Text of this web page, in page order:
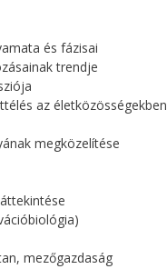
és fázisai
trendje
az életközösségekben
megközelítése
mezőgazdaság